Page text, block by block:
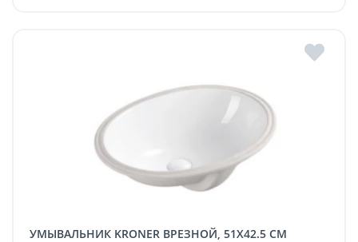
УМЫВАЛЬНИК KRONER ВРЕЗНОЙ, 51X42.5 CM